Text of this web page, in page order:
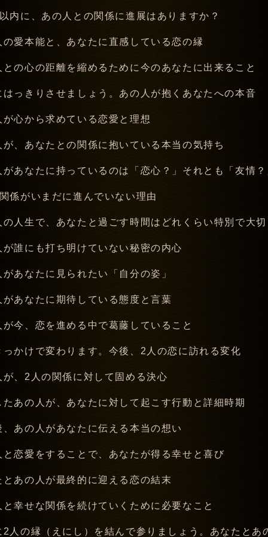
内に、あの人との関係に進展はありますか？
の愛本能と、あなたに直感している恋の縁
との心の距離を縮めるために今のあなたに出来ること
はっきりさせましょう。あの人が抱くあなたへの本音
が心から求めている恋愛と理想
が、あなたとの関係に抱いている本当の気持ち
があなたに持っているのは「恋心？」それとも「友情
係がいまだに進んでいない理由
の人生で、あなたと過ごす時間はどれくらい特別で大
が誰にも打ち明けていない秘密の内心
があなたに見られたい「自分の姿」
があなたに期待している態度と言葉
が今、恋を進める中で葛藤していること
っかけで変わります。今後、2人の恋に訪れる変化
が、2人の関係に対して固める決心
たあの人が、あなたに対して起こす行動と詳細時期
、あの人があなたに伝える本当の想い
と恋愛をすることで、あなたが得る幸せと喜び
とあの人が最終的に迎える恋の結末
と幸せな関係を続けていくために必要なこと
2人の縁（えにし）を結んで参りましょう。あなたとあ